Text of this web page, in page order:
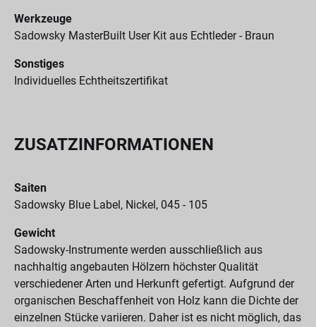
Werkzeuge
Sadowsky MasterBuilt User Kit aus Echtleder - Braun
Sonstiges
Individuelles Echtheitszertifikat
ZUSATZINFORMATIONEN
Saiten
Sadowsky Blue Label, Nickel, 045 - 105
Gewicht
Sadowsky-Instrumente werden ausschließlich aus
nachhaltig angebauten Hölzern höchster Qualität
verschiedener Arten und Herkunft gefertigt. Aufgrund der
organischen Beschaffenheit von Holz kann die Dichte der
einzelnen Stücke variieren. Daher ist es nicht möglich, das